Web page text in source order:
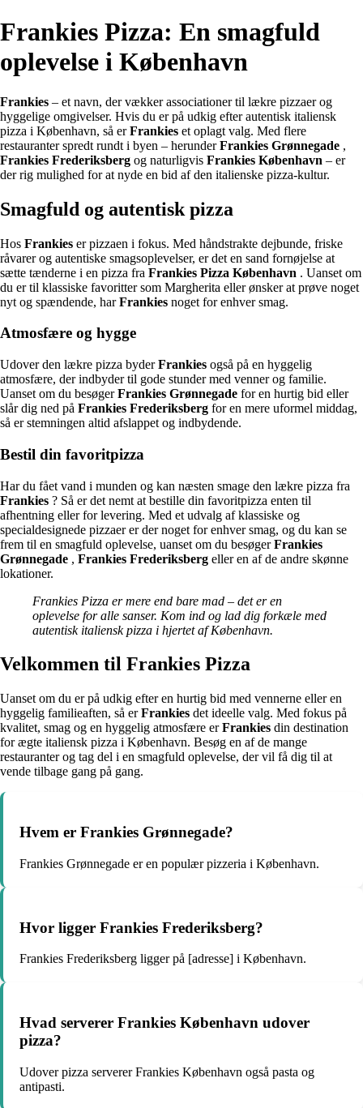
Frankies Pizza: En smagfuld
oplevelse i København
Frankies – et navn, der vækker associationer til lækre pizzaer og
hyggelige omgivelser. Hvis du er på udkig efter autentisk italiensk
pizza i København, så erFrankies et oplagt valg. Med flere
restauranter spredt rundt i byen – herunderFrankies Grønnegade ,
Frankies Frederiksberg og naturligvis Frankies København – er
der rig mulighed for at nyde en bid af den italienske pizza-kultur.
Smagfuld og autentisk pizza
Hos Frankies er pizzaen i fokus. Med håndstrakte dejbunde, friske
råvarer og autentiske smagsoplevelser, er det en sand fornøjelse at
sætte tænderne i en pizza fra Frankies Pizza København . Uanset om
du er til klassiske favoritter som Margherita eller ønsker at prøve noget
nyt og spændende, harFrankies noget for enhver smag.
Atmosfære og hygge
Udover den lækre pizza byderFrankies også på en hyggelig
atmosfære, der indbyder til gode stunder med venner og familie.
Uanset om du besøgerFrankies Grønnegade for en hurtig bid eller
slår dig ned på Frankies Frederiksberg for en mere uformel middag,
så er stemningen altid afslappet og indbydende.
Bestil din favoritpizza
Har du fået vand i munden og kan næsten smage den lækre pizza fra
Frankies ? Så er det nemt at bestille din favoritpizza enten til
afhentning eller for levering. Med et udvalg af klassiske og
specialdesignede pizzaer er der noget for enhver smag, og du kan se
frem til en smagfuld oplevelse, uanset om du besøgerFrankies
Grønnegade , Frankies Frederiksberg eller en af de andre skønne
lokationer.
Frankies Pizza er mere end bare mad – det er en
oplevelse for alle sanser. Kom ind og lad dig forkæle med
autentisk italiensk pizza i hjertet af København.
Velkommen til Frankies Pizza
Uanset om du er på udkig efter en hurtig bid med vennerne eller en
hyggelig familieaften, så erFrankies det ideelle valg. Med fokus på
kvalitet, smag og en hyggelig atmosfære erFrankies din destination
for ægte italiensk pizza i København. Besøg en af de mange
restauranter og tag del i en smagfuld oplevelse, der vil få dig til at
vende tilbage gang på gang.
Hvem er Frankies Grønnegade?
Frankies Grønnegade er en populær pizzeria i København.
Hvor ligger Frankies Frederiksberg?
Frankies Frederiksberg ligger på [adresse] i København.
Hvad serverer Frankies København udover
pizza?
Udover pizza serverer Frankies København også pasta og
antipasti.